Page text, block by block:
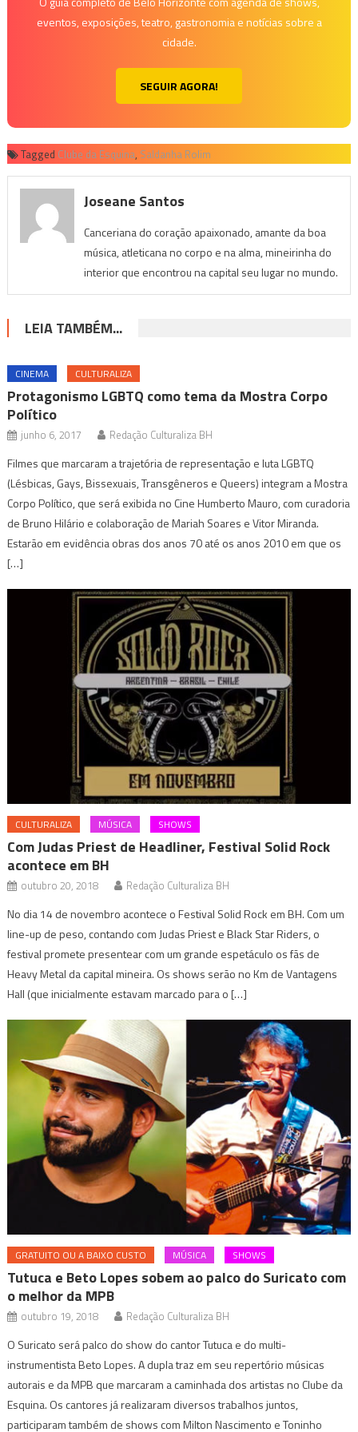
eventos, exposições, teatro, gastronomia e notícias sobre a
cidade.
SEGUIR AGORA!
Tagged Clube da Esquina, Saldanha Rolim
Joseane Santos
Canceriana do coração apaixonado, amante da boa
música, atleticana no corpo e na alma, mineirinha do
interior que encontrou na capital seu lugar no mundo.
LEIA TAMBÉM...
CINEMA CULTURALIZA
Protagonismo LGBTQ como tema da Mostra Corpo
Político
junho 6, 2017 Redação Culturaliza BH
Filmes que marcaram a trajetória de representação e luta LGBTQ
(Lésbicas, Gays, Bissexuais, Transgêneros e Queers) integram a Mostra
Corpo Político, que será exibida no Cine Humberto Mauro, com curadoria
de Bruno Hilário e colaboração de Mariah Soares e Vitor Miranda.
Estarão em evidência obras dos anos 70 até os anos 2010 em que os
[…]
CULTURALIZA MÚSICA SHOWS
Com Judas Priest de Headliner, Festival Solid Rock
acontece em BH
outubro 20, 2018 Redação Culturaliza BH
No dia 14 de novembro acontece o Festival Solid Rock em BH. Com um
line-up de peso, contando com Judas Priest e Black Star Riders, o
festival promete presentear com um grande espetáculo os fãs de
Heavy Metal da capital mineira. Os shows serão no Km de Vantagens
Hall (que inicialmente estavam marcado para o […]
GRATUITO OU A BAIXO CUSTO MÚSICA SHOWS
Tutuca e Beto Lopes sobem ao palco do Suricato com
o melhor da MPB
outubro 19, 2018 Redação Culturaliza BH
O Suricato será palco do show do cantor Tutuca e do multi-
instrumentista Beto Lopes. A dupla traz em seu repertório músicas
autorais e da MPB que marcaram a caminhada dos artistas no Clube da
Esquina. Os cantores já realizaram diversos trabalhos juntos,
participaram também de shows com Milton Nascimento e Toninho